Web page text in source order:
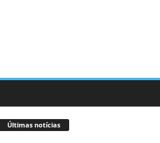
Últimas notícias